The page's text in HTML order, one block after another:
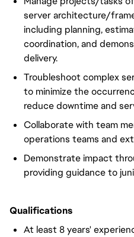
server architecture/
including planning,
coordination, and
delivery.
Troubleshoot complex
to minimize the
reduce downtime and
Collaborate with team
operations teams and
Demonstrate impact
providing guidance to
Qualifications
At least 8 years'